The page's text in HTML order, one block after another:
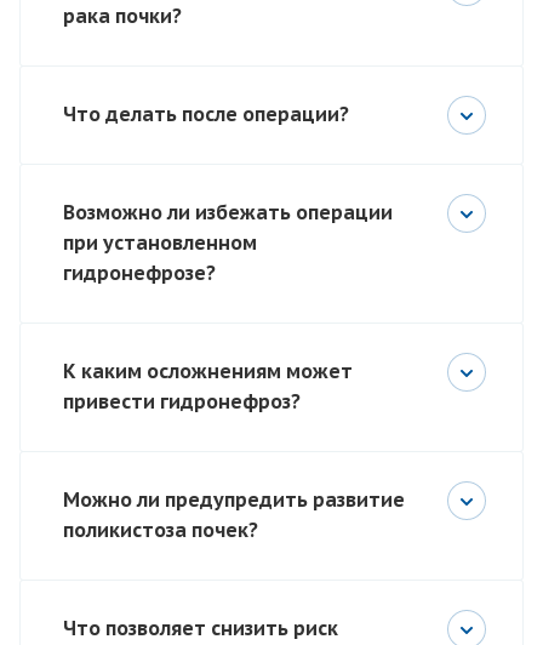
рака почки?
Что делать после операции?
Возможно ли избежать операции
при установленном
гидронефрозе?
К каким осложнениям может
привести гидронефроз?
Можно ли предупредить развитие
поликистоза почек?
Что позволяет снизить риск